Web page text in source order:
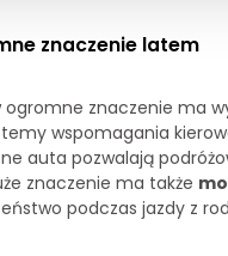
znaczenie latem
znaczenie ma
wspomagania
auta pozwalają
znaczenie ma także
podczas jazdy z